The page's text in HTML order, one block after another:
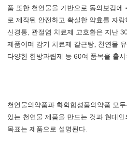
품 또한 천연물을 기반으로 동의보감에
로 제작된 안전하고 확실한 약효를 자
신경통, 관절염 치료제 고호환은 지난
제품이며 감기 치료제 갈근탕, 천연물
다양한 한방과립제 등 60여 품목을 출
천연물의약품과 화학합성품의약품 모
있는 천연물 제품을 만드는 것과 현대
목표는 제품으로 설명된다.